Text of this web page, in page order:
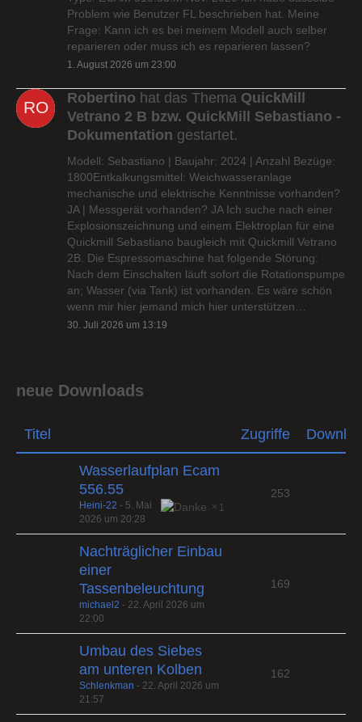
Problem wie Benutzer FL beschrieben hat. Meine
Frage: Kann ich es bei meinem Modell auch selber
reparieren oder muss ich es reparieren lassen?
1. August 2026 um 23:00
Robertino hat das Thema QuickMill
Vetrano 2 B bzw. QuickMill Sebastiano -
Dokumentation gestartet.
Modell: Sebastiano | Baujahr: 2024 | Anzahl Bezüge:
1800Entkalkungsmittel: Weichwasseranlage
mechanische und elektrische Kenntnisse vorhanden?
JA | Messgerät vorhanden? JA Ich suche nach einer
Explosionszeichnung und einem Elektroplan für eine
Quickmill Sebastiano baugleich mit Quickmill Vetrano
2B. Die Espressomaschine hat folgende Störung:
Nach dem Einschalten läuft sofort die Rotationspumpe
an; Wasser (via Tank) ist vorhanden. Es wäre schön
wenn mir hier jemand mich hier unterstützen…
30. Juli 2026 um 13:19
neue Downloads
Titel Zugriffe
Wasserlaufplan Ecam
556.55
1
Heini-22 - 5. Mai
2026 um 20:28
253
Nachträglicher Einbau
einer
Tassenbeleuchtung
michael2 - 22. April 2026 um
22:00
169
Umbau des Siebes
am unteren Kolben
Schlenkman - 22. April 2026 um
21:57
162